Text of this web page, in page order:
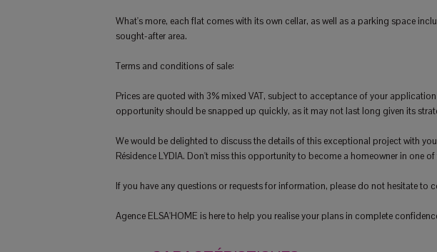
What's more, each flat comes with its own cellar, as well as a parking space
sought-after area.
Terms and conditions of sale:
Prices are quoted with 3% mixed VAT, subject to acceptance of your
opportunity should be snapped up quickly, as it may not last long given its
We would be delighted to discuss the details of this exceptional project with
Résidence LYDIA. Don't miss this opportunity to become a homeowner in one
If you have any questions or requests for information, please do not hesitate to
Agence ELSA'HOME is here to help you realise your plans in complete